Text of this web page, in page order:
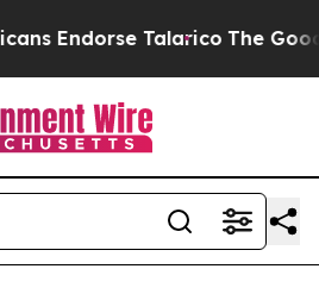
Talarico The Good